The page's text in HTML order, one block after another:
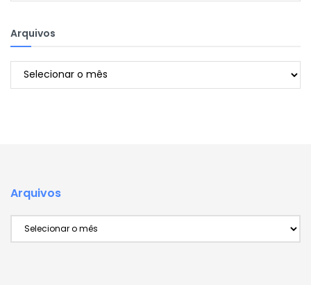
Arquivos
Arquivos
Arquivos